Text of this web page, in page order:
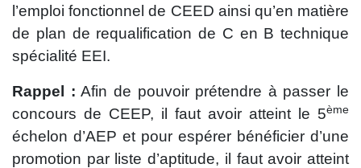
l’emploi fonctionnel de CEED ainsi qu’en matière
de plan de requalification de C en B technique
spécialité EEI.
Rappel : Afin de pouvoir prétendre à passer le
concours de CEEP, il faut avoir atteint le 5ème
échelon d’AEP et pour espérer bénéficier d’une
promotion par liste d’aptitude, il faut avoir atteint